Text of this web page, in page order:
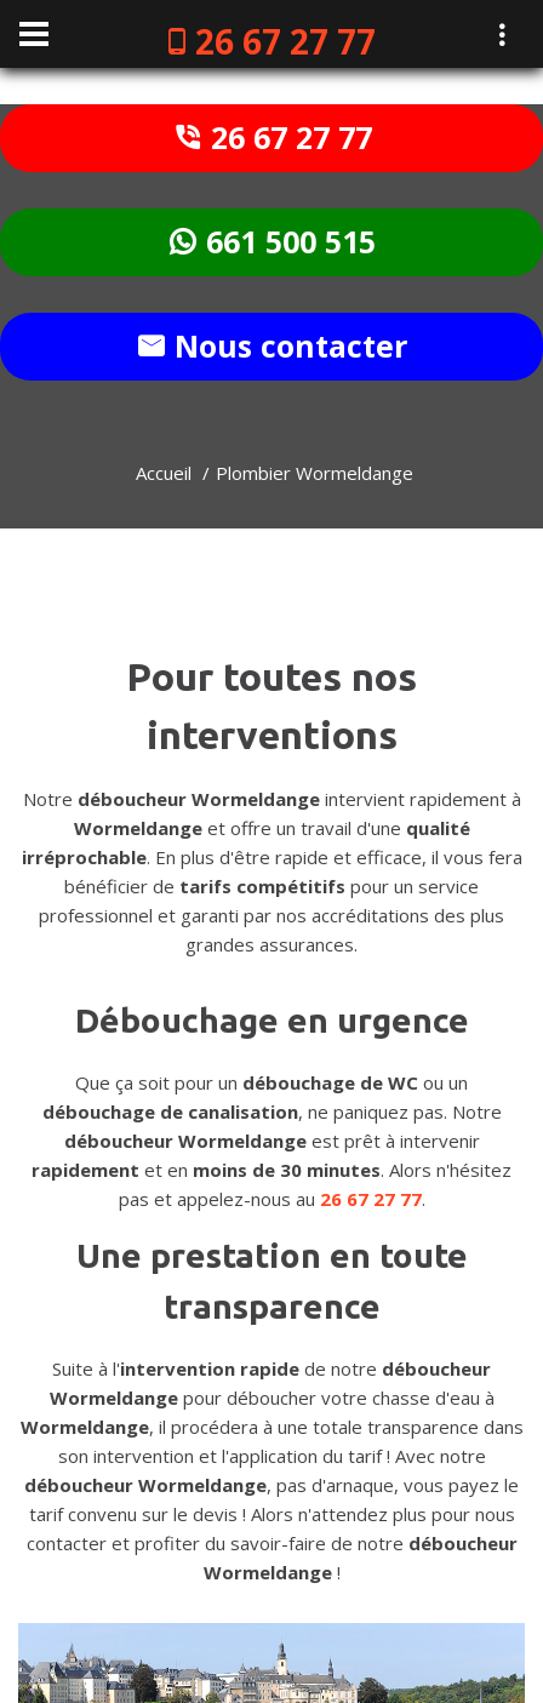
26 67 27 77
26 67 27 77
661 500 515
Nous contacter
Accueil Plombier Wormeldange
Pour toutes nos
interventions
Notre déboucheur Wormeldangeintervient rapidement à
Wormeldangeet offre un travail d'une qualité
irréprochable. En plus d'être rapide et efficace, il vous fera
bénéficier de tarifs compétitifs pour un service
professionnel et garanti par nos accréditations des plus
grandes assurances.
Débouchage en urgence
Que ça soit pour un débouchage de WC ou un
débouchage de canalisation, ne paniquez pas. Notre
déboucheur Wormeldangeest prêt à intervenir
rapidement et en moins de 30 minutes. Alors n'hésitez
pas et appelez-nous au 26 67 27 77.
Une prestation en toute
transparence
Suite à l'intervention rapide de notre déboucheur
Wormeldangepour déboucher votre chasse d'eau à
Wormeldange, il procédera à une totale transparence dans
son intervention et l'application du tarif ! Avec notre
déboucheur Wormeldange, pas d'arnaque, vous payez le
tarif convenu sur le devis ! Alors n'attendez plus pour nous
contacter et profiter du savoir-faire de notre déboucheur
Wormeldange!